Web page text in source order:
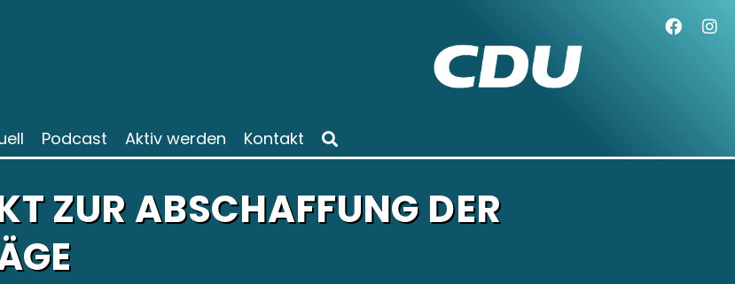
Podcast Aktiv werden Kontakt
ZUR ABSCHAFFUNG DER